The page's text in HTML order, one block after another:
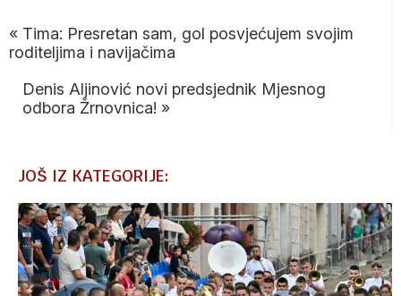
« Tima: Presretan sam, gol posvjećujem svojim
roditeljima i navijačima
Denis Aljinović novi predsjednik Mjesnog
odbora Žrnovnica! »
JOŠ IZ KATEGORIJE: